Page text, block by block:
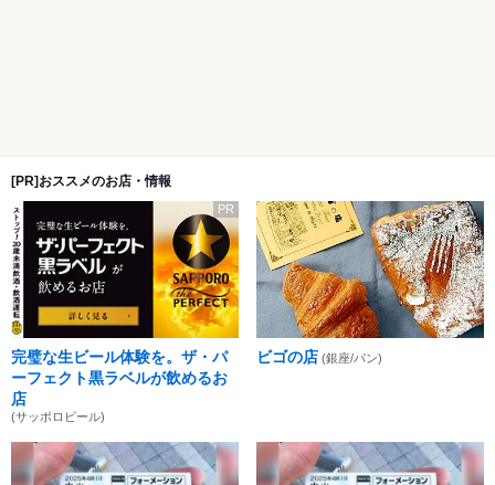
[PR]おススメのお店・情報
PR
完璧な生ビール体験を。ザ・パ
ーフェクト黒ラベルが飲めるお
店
(サッポロビール)
ビゴの店 (銀座/パン)